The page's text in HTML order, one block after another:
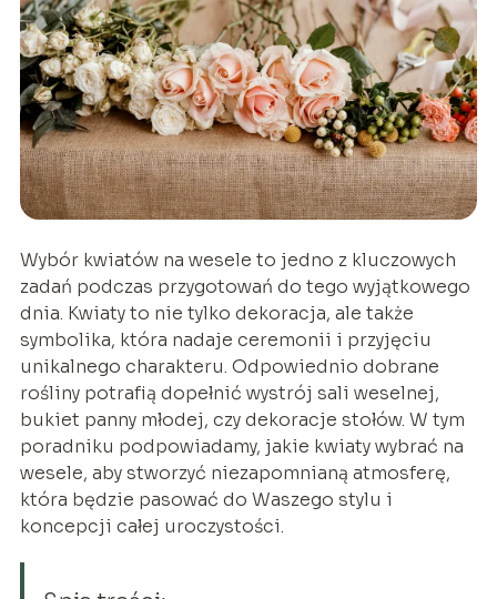
Wybór kwiatów na wesele to jedno z kluczowych
zadań podczas przygotowań do tego wyjątkowego
dnia. Kwiaty to nie tylko dekoracja, ale także
symbolika, która nadaje ceremonii i przyjęciu
unikalnego charakteru. Odpowiednio dobrane
rośliny potrafią dopełnić wystrój sali weselnej,
bukiet panny młodej, czy dekoracje stołów. W tym
poradniku podpowiadamy, jakie kwiaty wybrać na
wesele, aby stworzyć niezapomnianą atmosferę,
która będzie pasować do Waszego stylu i
koncepcji całej uroczystości.